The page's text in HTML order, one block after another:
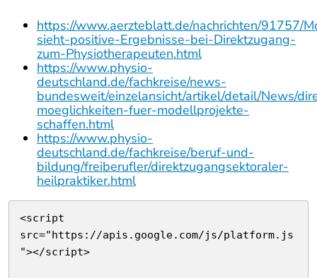
https://www.aerzteblatt.de/nachrichten/91757/
sieht-positive-Ergebnisse-bei-Direktzugang-
zum-Physiotherapeuten.html
https://www.physio-
deutschland.de/fachkreise/news-
bundesweit/einzelansicht/artikel/detail/News/
moeglichkeiten-fuer-modellprojekte-
schaffen.html
https://www.physio-
deutschland.de/fachkreise/beruf-und-
bildung/freiberufler/direktzugangsektoraler-
heilpraktiker.html
<script
src="https://apis.google.com/js/platform.js
"></script>